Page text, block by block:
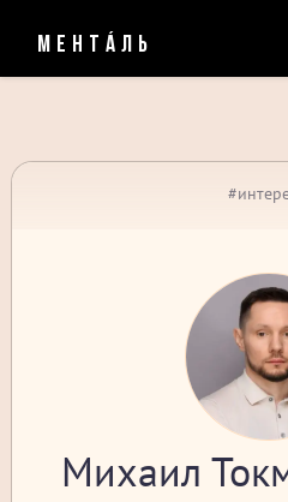
МЕНТÁЛЬ
Михаил